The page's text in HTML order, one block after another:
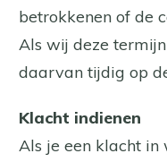
betrokkenen of de
Als wij deze
daarvan tijdig op
Klacht indienen
Als je een klacht